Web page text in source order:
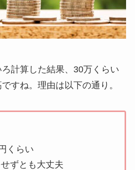
計算した結果、30万くらい
すね。理由は以下の通り。
くらい
ずとも大丈夫